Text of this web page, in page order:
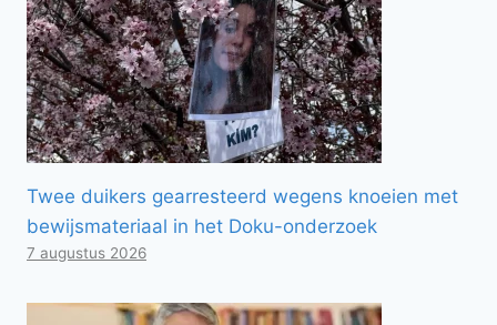
Twee duikers gearresteerd wegens knoeien met
bewijsmateriaal in het Doku-onderzoek
7 augustus 2026